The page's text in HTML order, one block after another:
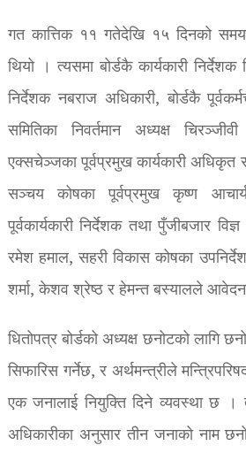
गत कात्तिक ११ गतेदेखि १५ दिनको
थियो । त्यसमा बोर्डकै कार्यकारी निर्देशक
निर्देशक नबराज अधिकारी, बोर्डकै
समितिका निवर्तमान अध्यक्ष
एक्सचेञ्जका पूर्वप्रमुख कार्यकारी अधिकृत
सञ्चय कोषका पूर्वप्रमुख कृष्ण
पूर्वकार्यकारी निर्देशक तथा पुँजीबजार
रमेश हमाल, सहरी विकास कोषका
शर्मा, केशव श्रेष्ठ र हेमन्त बस्यालले
धितोपत्र बोर्डको अध्यक्ष छनोटको लागि
सिफारिस गर्नेछ, र अर्थमन्त्रीले
एक जनालाई नियुक्ति दिने व्यवस्था छ
अधिकारीका अनुसार तीन जनाको नाम